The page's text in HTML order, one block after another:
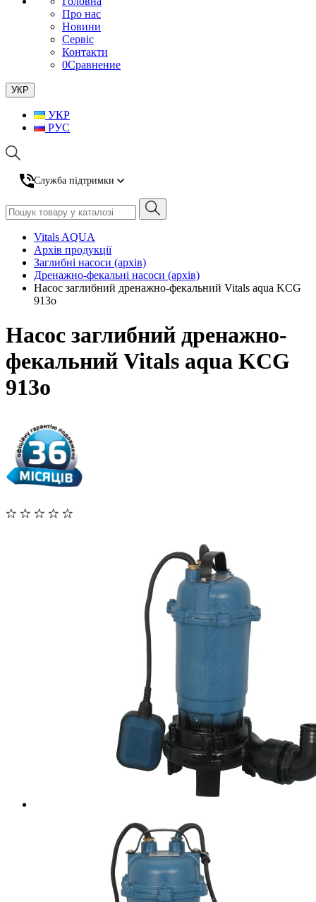
Про нас
Новини
Сервіс
Контакти
0Сравнение
УКР
УКР
РУС
Служба підтримки
Vitals AQUA
Архів продукції
Заглибні насоси (архів)
Дренажно-фекальні насоси (архів)
Насос заглибний дренажно-фекальний Vitals aqua KCG
913o
Насос заглибний дренажно-
фекальний Vitals aqua KCG
913o